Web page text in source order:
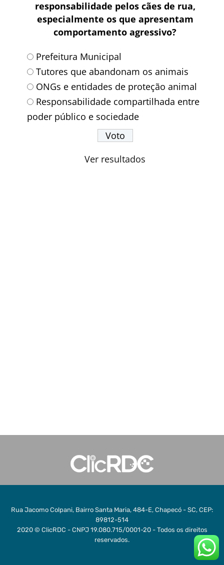
responsabilidade pelos cães de rua,
especialmente os que apresentam
comportamento agressivo?
Prefeitura Municipal
Tutores que abandonam os animais
ONGs e entidades de proteção animal
Responsabilidade compartilhada entre
poder público e sociedade
Ver resultados
Rua Jacomo Colpani, Bairro Santa Maria, 484-E, Chapecó - SC, CEP:
89812-514
2020 © ClicRDC - CNPJ 19.080.715/0001-20 - Todos os direitos
reservados.